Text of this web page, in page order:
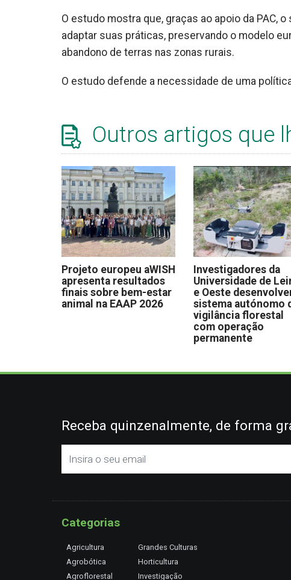
O estudo mostra que, graças ao apoio da PAC,
adaptar suas práticas, preservando o modelo
abandono de terras nas zonas rurais.
O estudo defende a necessidade de uma
Outros artigos que
Projeto europeu aWISH
apresenta resultados
finais sobre bem-estar
animal na EAAP 2026
Investigadores da
Universidade de
e Oeste
sistema autónomo
vigilância florestal
com operação
permanente
Receba quinzenalmente, de forma
Categorias
Agricultura
Agrobótica
Agroflorestal
Grandes Culturas
Horticultura
Investigação